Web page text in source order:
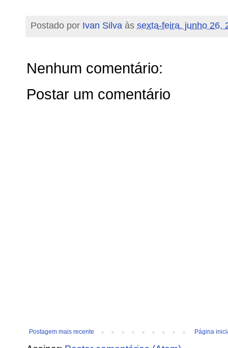
Postado por Ivan Silva às sexta-feira, junho 26,
Nenhum comentário:
Postar um comentário
Postagem mais recente Página